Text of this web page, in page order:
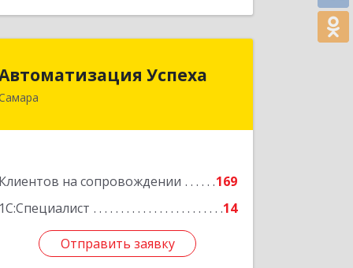
Успеха
Клиентов на сопровождении
169
1С:Специалист
14
Отправить заявку
443011, Самарская обл, Самара г, 22
Отправить заявку